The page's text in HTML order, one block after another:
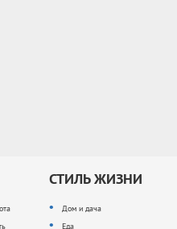
СТИЛЬ ЖИЗНИ
Дом и дача
Еда